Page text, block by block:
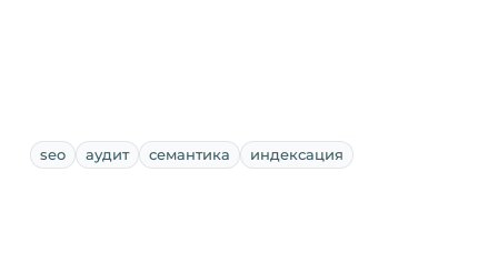
seo аудит семантика индексация